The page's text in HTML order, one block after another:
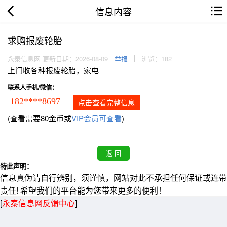
信息内容
求购报废轮胎
永泰信息网 更新日期：2026-08-09 举报 浏览：182
上门收各种报废轮胎，家电
联系人手机/微信：
182****8697 点击查看完整信息
(查看需要80金币或VIP会员可查看)
特此声明：
信息真伪请自行辨别，须谨慎，网站对此不承担任何保证或连带
责任! 希望我们的平台能为您带来更多的便利！
[永泰信息网反馈中心]